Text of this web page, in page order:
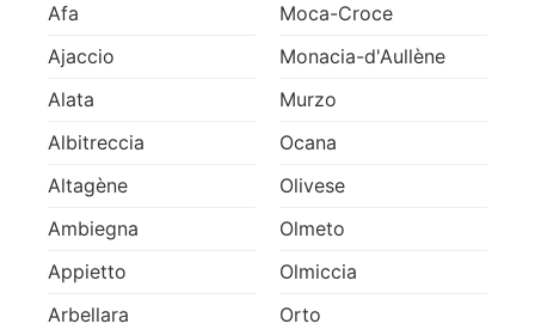
Afa
Ajaccio
Alata
Albitreccia
Altagène
Ambiegna
Appietto
Arbellara
Moca-Croce
Monacia-d'Aullène
Murzo
Ocana
Olivese
Olmeto
Olmiccia
Orto